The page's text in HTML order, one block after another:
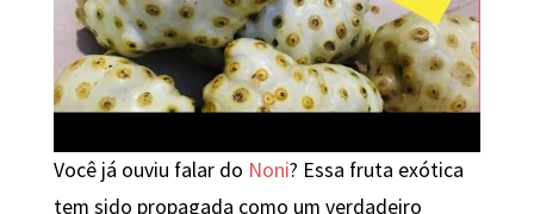
Você já ouviu falar do Noni? Essa fruta exótica
tem sido propagada como um verdadeiro